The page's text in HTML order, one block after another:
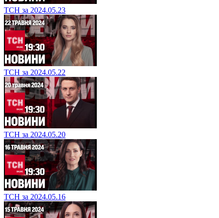
ТСН за 2024.05.23
ТСН за 2024.05.22
ТСН за 2024.05.20
ТСН за 2024.05.16